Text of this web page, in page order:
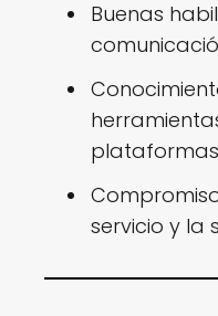
Buenas
servicio y la